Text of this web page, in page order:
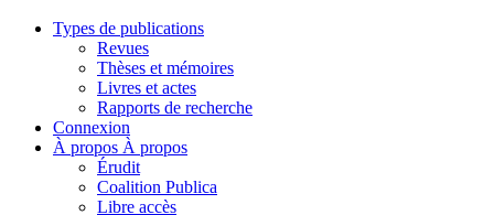
Types de publications
Revues
Thèses et mémoires
Livres et actes
Rapports de recherche
Connexion
À propos À propos
Érudit
Coalition Publica
Libre accès